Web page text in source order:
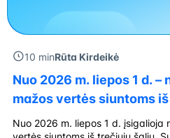
10 minRūta Kirdeikė
Nuo 2026 m. liepos 1 d.
mažos vertės siuntoms
žinoti smulkusis verslas
Nuo 2026 m. liepos 1 d. įsigalioja